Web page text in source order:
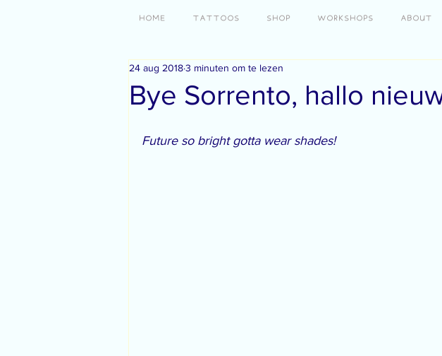
HOME TATTOOS SHOP WORKSHOPS ABOUT
Bye Sorrento, hallo
24 aug 20183 minuten om te lezen
Future so bright gotta wear shades!